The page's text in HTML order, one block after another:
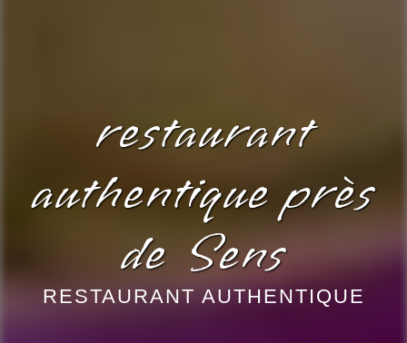
restaurant
authentique près
de Sens
RESTAURANT AUTHENTIQUE